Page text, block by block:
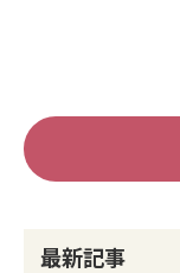
最新記事